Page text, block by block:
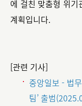
에 걸친 맞춤형 위
계획입니다.
[관련 기사]
중앙일보 - 법
팀’ 출범